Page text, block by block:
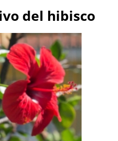
del hibisco